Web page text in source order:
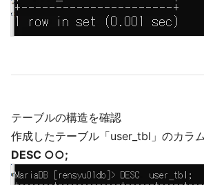
テーブルの構造を確認
作成したテーブル「user_tbl」のカラ
DESC ○○;